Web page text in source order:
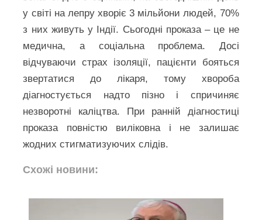
у світі на лепру хворіє 3 мільйони людей, 70%
з них живуть у Індії. Сьогодні проказа – це не
медична, а соціальна проблема. Досі
відчуваючи страх ізоляції, пацієнти бояться
звертатися до лікаря, тому хвороба
діагностується надто пізно і спричиняє
незворотні каліцтва. При ранній діагностиці
проказа повністю виліковна і не залишає
жодних стигматизуючих слідів.
Схожі новини: